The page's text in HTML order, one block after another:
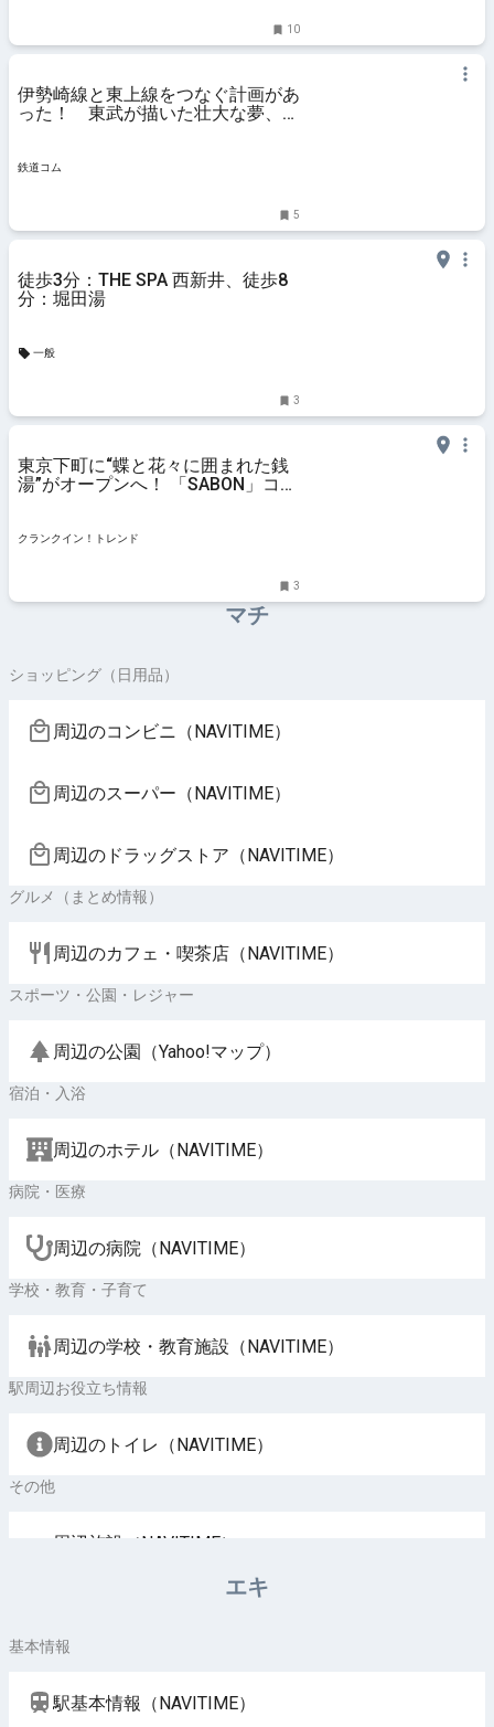
10
伊勢崎線と東上線をつなぐ計画があ
った！ 東武が描いた壮大な夢、そ
鉄道コム
5
徒歩3分：THE SPA 西新井、徒歩8
分：堀田湯
一般
3
東京下町に“蝶と花々に囲まれた銭
湯”がオープンへ！ 「SABON」コラ
クランクイン！トレンド
3
マチ
ショッピング（日用品）
周辺のコンビニ（NAVITIME）
周辺のスーパー（NAVITIME）
周辺のドラッグストア（NAVITIME）
グルメ（まとめ情報）
周辺のカフェ・喫茶店（NAVITIME）
スポーツ・公園・レジャー
周辺の公園（Yahoo!マップ）
宿泊・入浴
周辺のホテル（NAVITIME）
病院・医療
周辺の病院（NAVITIME）
学校・教育・子育て
周辺の学校・教育施設（NAVITIME）
駅周辺お役立ち情報
周辺のトイレ（NAVITIME）
その他
周辺施設（NAVITIME）
エキ
基本情報
駅基本情報（NAVITIME）